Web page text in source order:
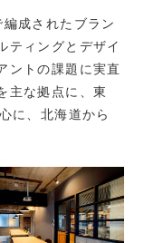
編成されたブラン
ティングとデザイ
ントの課題に実直
主な拠点に、東
に、北海道から